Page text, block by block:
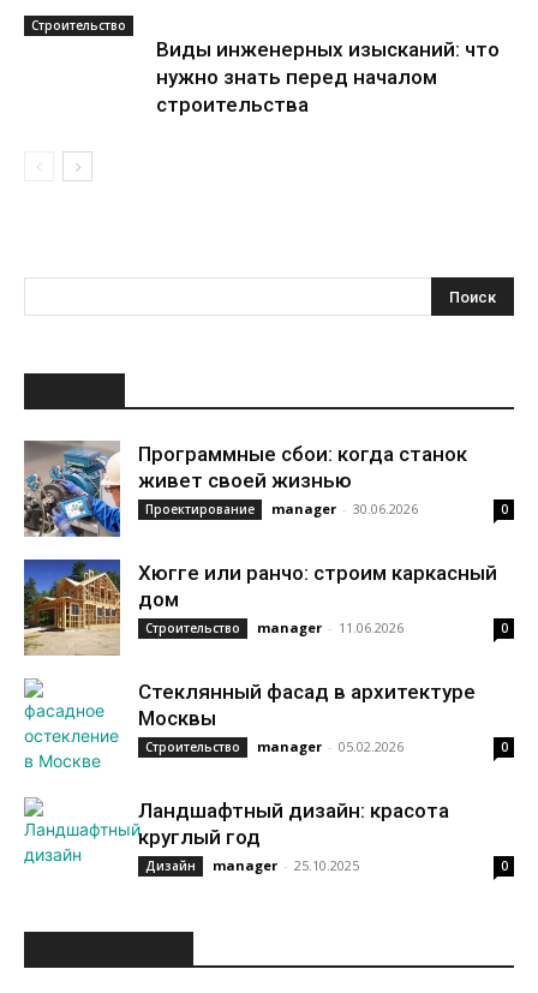
Строительство
Виды инженерных изысканий: что
нужно знать перед началом
строительства
Программные сбои: когда станок
живет своей жизнью
Проектирование manager - 30.06.2026 0
Хюгге или ранчо: строим каркасный
дом
Строительство manager - 11.06.2026 0
Стеклянный фасад в архитектуре
Москвы
Строительство manager - 05.02.2026 0
Ландшафтный дизайн: красота
круглый год
Дизайн manager - 25.10.2025 0